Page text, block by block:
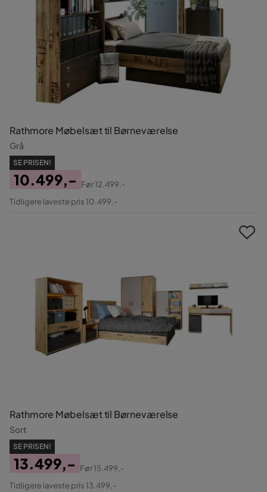
Rathmore Møbelsæt til Børneværelse
Grå
SE PRISEN!
Pris
10.499,-
Original
Før12.499,-
Tidligere laveste pris 10.499,-
Rathmore Møbelsæt til Børneværelse
Sort
SE PRISEN!
Pris
13.499,-
Original
Før15.499,-
Tidligere laveste pris 13.499,-